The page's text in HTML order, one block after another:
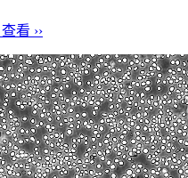
查看 ››